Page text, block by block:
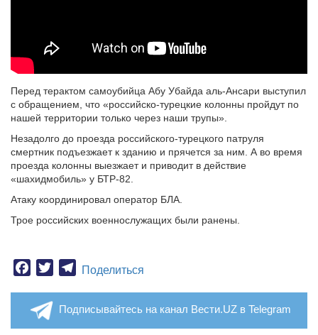
Перед терактом самоубийца Абу Убайда аль-Ансари выступил
с обращением, что «российско-турецкие колонны пройдут по
нашей территории только через наши трупы».
Незадолго до проезда российского-турецкого патруля
смертник подъезжает к зданию и прячется за ним. А во время
проезда колонны выезжает и приводит в действие
«шахидмобиль» у БТР-82.
Атаку координировал оператор БЛА.
Трое российских военнослужащих были ранены.
Facebook
TwitterTelegram
Поделиться
Подписывайтесь на канал Вести.UZ в Telegram